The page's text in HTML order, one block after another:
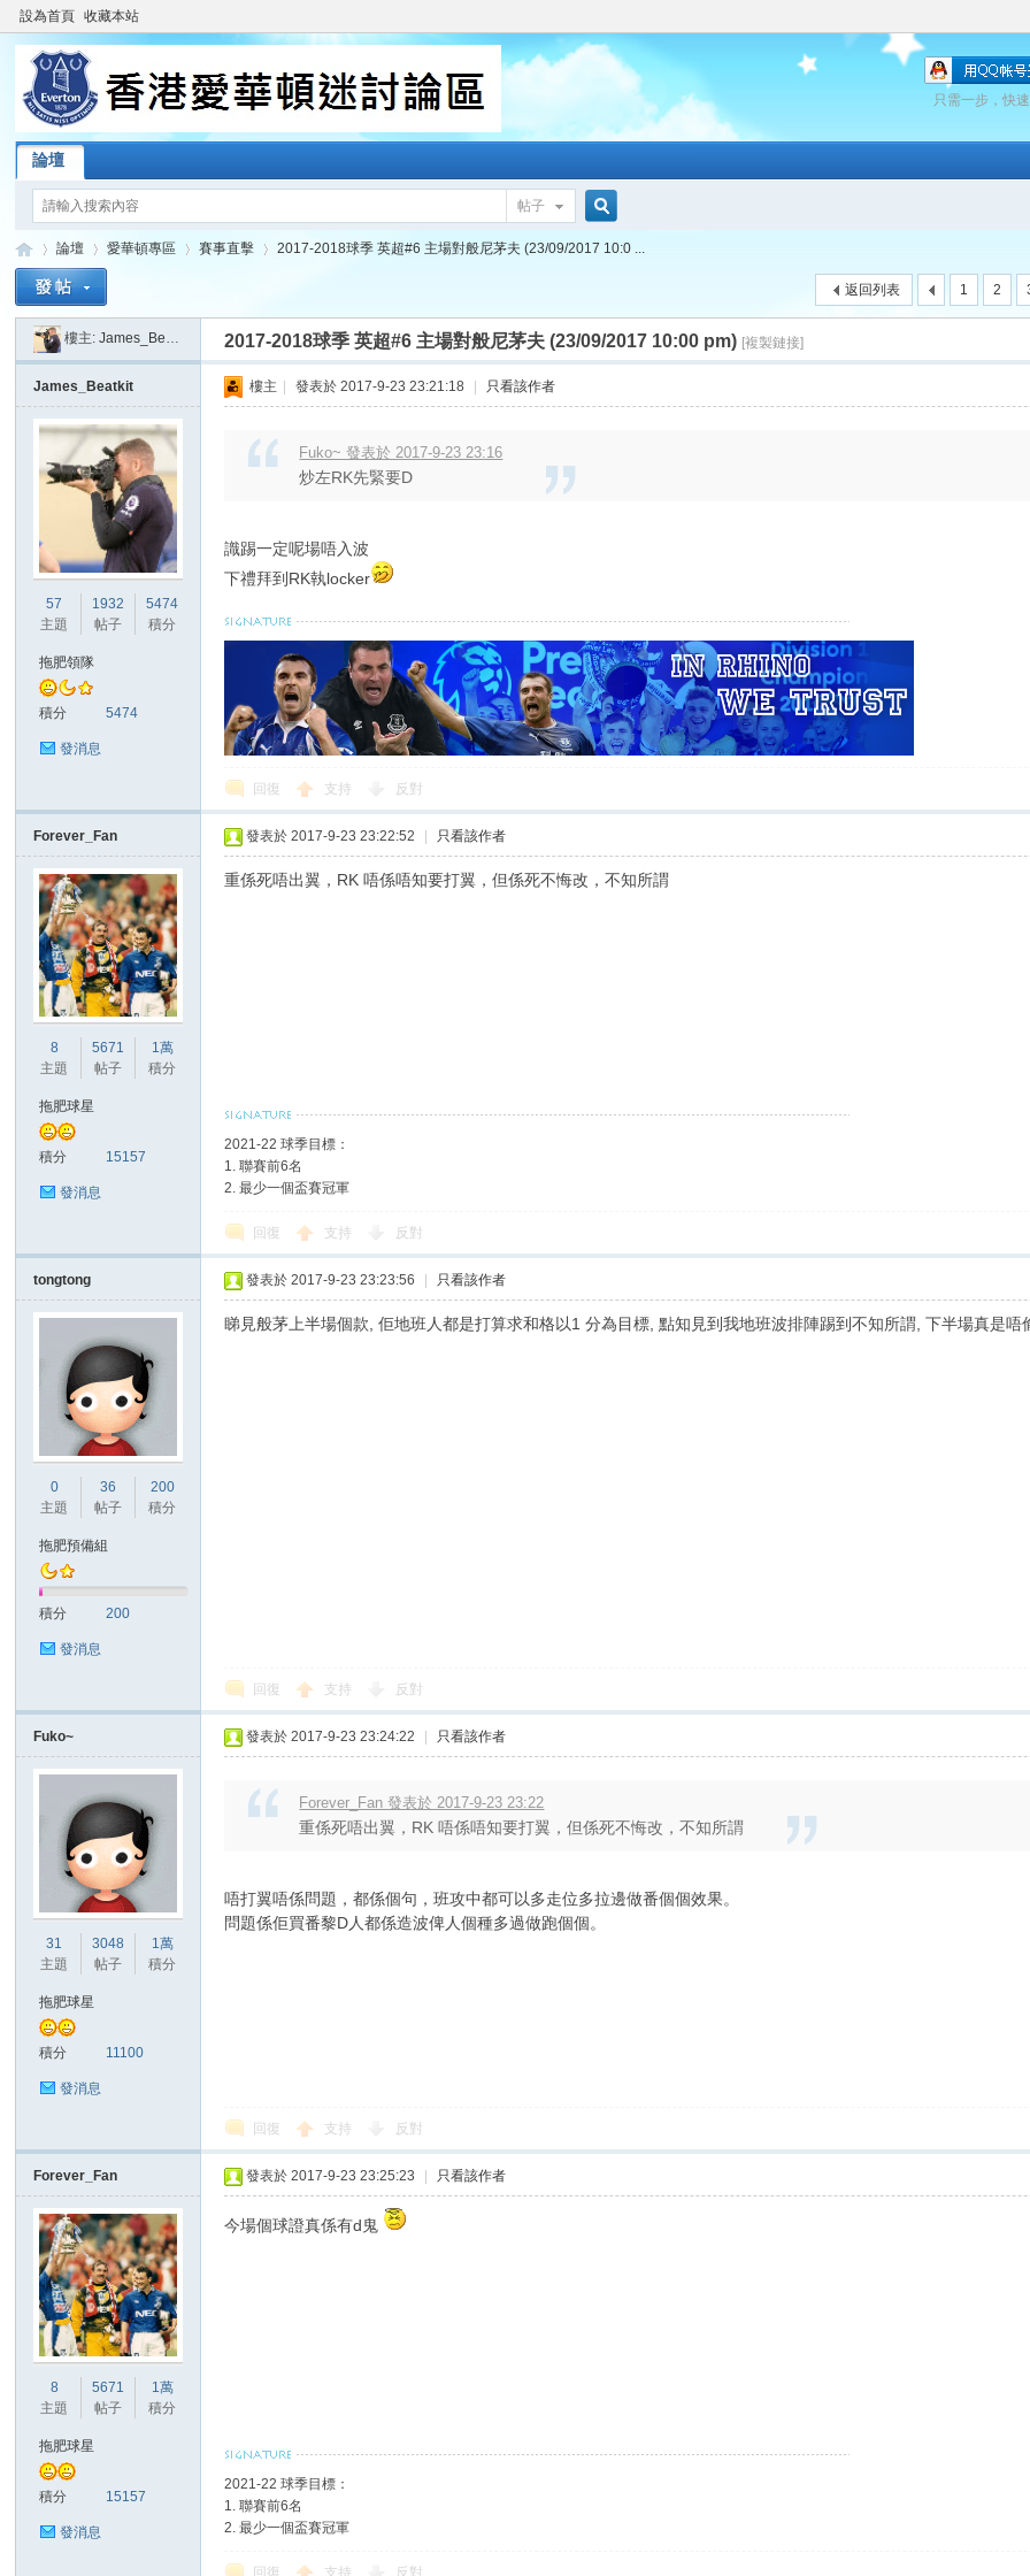
設為首頁 收藏本站
只需一步，快
論壇
帖子
搜
索
愛
»
論壇
›
愛華頓專區
›
賽事直擊
›
2017-2018球季 英超#6 主場對般尼茅夫 (23/09/2017 10:0 ...
1 2
返回列表
樓主:James_Beatkit 2017-2018球季 英超#6 主場對般尼茅夫 (23/09/2017 10:00 pm) [複製鏈接]
James_Beatkit
57
主題
1932
帖子
5474
積分
拖肥領隊
積分 5474
發消息
樓主 發表於 2017-9-23 23:21:18 只看該作者
Fuko~ 發表於 2017-9-23 23:16
炒左RK先緊要D
識踢一定呢場唔入波
下禮拜到RK執locker
回復 支持 反對
Forever_Fan
8
主題
5671
帖子
1萬
積分
拖肥球星
積分 15157
發消息
發表於 2017-9-23 23:22:52 只看該作者
重係死唔出翼，RK 唔係唔知要打翼，但係死不悔改，不知所謂
2021-22 球季目標：
1. 聯賽前6名
2. 最少一個盃賽冠軍
回復 支持 反對
tongtong
0
主題
36
帖子
200
積分
拖肥預備組
積分 200
發消息
發表於 2017-9-23 23:23:56 只看該作者
睇見般茅上半場個款, 佢地班人都是打算求和格以1 分為目標, 點知見到我地班波排陣踢到不知所謂, 下半場真是唔
回復 支持 反對
Fuko~
31
主題
3048
帖子
1萬
積分
拖肥球星
積分 11100
發消息
發表於 2017-9-23 23:24:22 只看該作者
Forever_Fan 發表於 2017-9-23 23:22
重係死唔出翼，RK 唔係唔知要打翼，但係死不悔改，不知所謂
唔打翼唔係問題，都係個句，班攻中都可以多走位多拉邊做番個個效果。
問題係佢買番黎D人都係造波俾人個種多過做跑個個。
回復 支持 反對
Forever_Fan
8
主題
5671
帖子
1萬
積分
拖肥球星
積分 15157
發消息
發表於 2017-9-23 23:25:23 只看該作者
今場個球證真係有d鬼
2021-22 球季目標：
1. 聯賽前6名
2. 最少一個盃賽冠軍
回復 支持 反對